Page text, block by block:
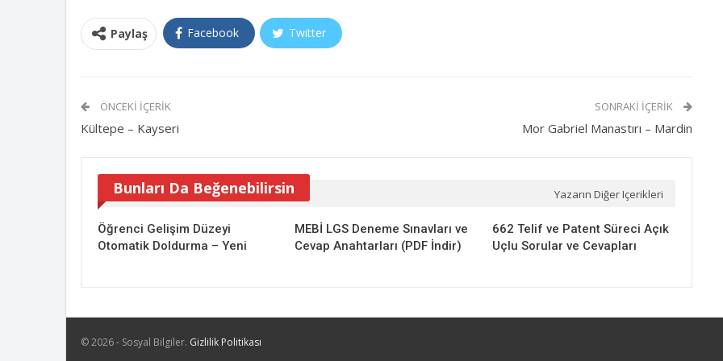
Paylaş Facebook Twitter
ÖNCEKI İÇERIK
Kültepe – Kayseri
SONRAKI İÇERIK
Mor Gabriel Manastırı – Mardin
Bunları Da Beğenebilirsin Yazarın Diğer Içerikleri
Öğrenci Gelişim Düzeyi
Otomatik Doldurma – Yeni
MEBİ LGS Deneme Sınavları ve
Cevap Anahtarları (PDF İndir)
662 Telif ve Patent Süreci Açık
Uçlu Sorular ve Cevapları
© 2026 - Sosyal Bilgiler. Gizlilik Politikası